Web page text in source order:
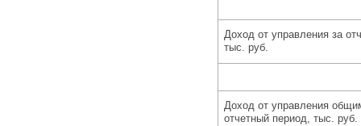
Доход от управления за
тыс. руб.
Доход от управления
отчетный период, тыс. руб.